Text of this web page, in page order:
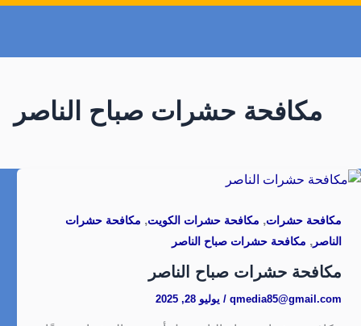
مكافحة حشرات صباح الناصر
مكافحة حشرات, مكافحة حشرات الكويت, مكافحة حشرات
الناصر , مكافحة حشرات صباح الناصر
مكافحة حشرات صباح الناصر
qmedia85@gmail.com
/ يوليو 28, 2025